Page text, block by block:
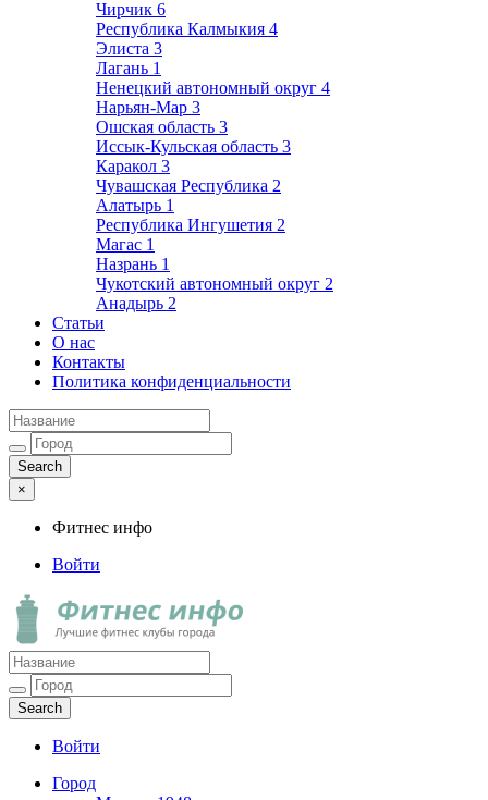
Чирчик 6
Республика Калмыкия 4
Элиста 3
Лагань 1
Ненецкий автономный округ 4
Нарьян-Мар 3
Ошская область 3
Иссык-Кульская область 3
Каракол 3
Чувашская Республика 2
Алатырь 1
Республика Ингушетия 2
Магас 1
Назрань 1
Чукотский автономный округ 2
Анадырь 2
Статьи
О нас
Контакты
Политика конфиденциальности
×
Фитнес инфо
Войти
Фитнес инфо
Лучшие фитнес клубы города
Войти
Город